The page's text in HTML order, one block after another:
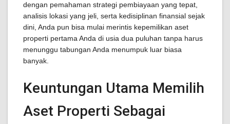
dengan pemahaman strategi pembiayaan yang tepat,
analisis lokasi yang jeli, serta kedisiplinan finansial sejak
dini, Anda pun bisa mulai merintis kepemilikan aset
properti pertama Anda di usia dua puluhan tanpa harus
menunggu tabungan Anda menumpuk luar biasa
banyak.
Keuntungan Utama Memilih
Aset Properti Sebagai